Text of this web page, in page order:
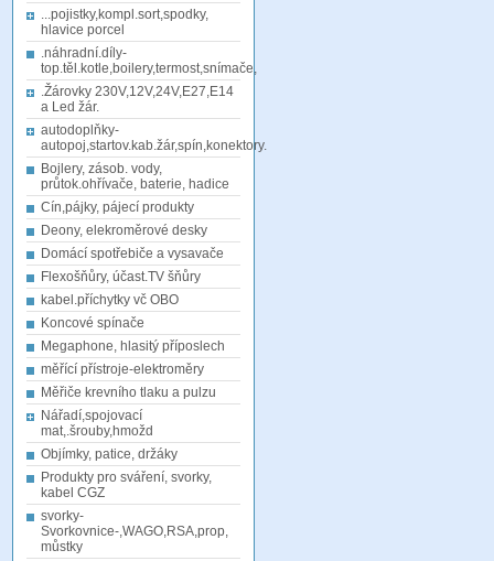
...pojistky,kompl.sort,spodky,
hlavice porcel
.náhradní.díly-
top.těl.kotle,boilery,termost,snímače,
.Žárovky 230V,12V,24V,E27,E14
a Led žár.
autodoplňky-
autopoj,startov.kab.žár,spín,konektory.
Bojlery, zásob. vody,
průtok.ohřívače, baterie, hadice
Cín,pájky, pájecí produkty
Deony, elekroměrové desky
Domácí spotřebiče a vysavače
Flexošňůry, účast.TV šňůry
kabel.příchytky vč OBO
Koncové spínače
Megaphone, hlasitý příposlech
měřící přístroje-elektroměry
Měřiče krevního tlaku a pulzu
Nářadí,spojovací
mat,.šrouby,hmožd
Objímky, patice, držáky
Produkty pro sváření, svorky,
kabel CGZ
svorky-
Svorkovnice-,WAGO,RSA,prop,
můstky